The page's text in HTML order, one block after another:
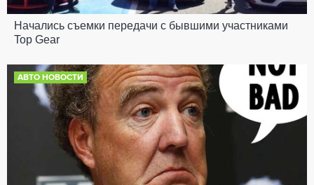
Начались съемки передачи с бывшими участниками
Top Gear
АВТО НОВОСТИ